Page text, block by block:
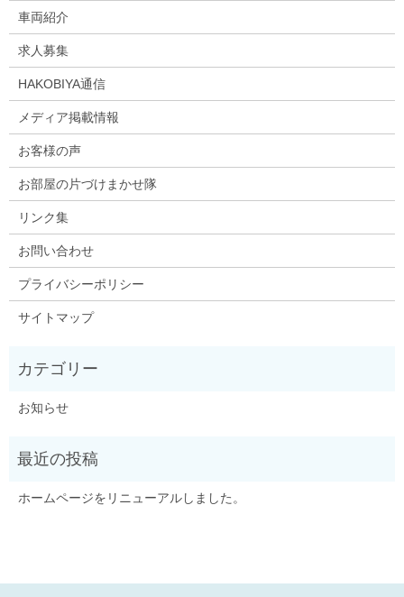
車両紹介
求人募集
HAKOBIYA通信
メディア掲載情報
お客様の声
お部屋の片づけまかせ隊
リンク集
お問い合わせ
プライバシーポリシー
サイトマップ
お知らせ
ホームページをリニューアルしました。